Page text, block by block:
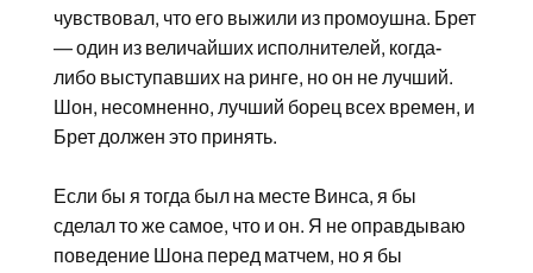
чувствовал, что его выжили из промоушна. Брет
— один из величайших исполнителей, когда-
либо выступавших на ринге, но он не лучший.
Шон, несомненно, лучший борец всех времен, и
Брет должен это принять.
Если бы я тогда был на месте Винса, я бы
сделал то же самое, что и он. Я не оправдываю
поведение Шона перед матчем, но я бы